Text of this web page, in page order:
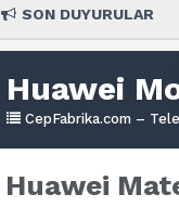
SON DUYURULAR
Huawei
CepFabrika.com –
Huawei